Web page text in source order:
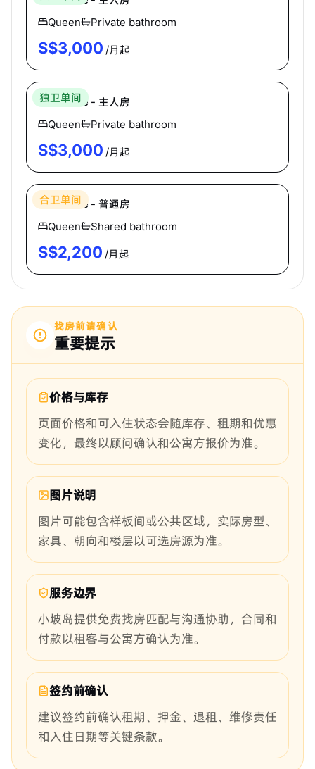
Queen
Private bathroom
S$3,000 /月起
独卫单间
Kerrisdale - 主人房
Queen
Private bathroom
S$3,000 /月起
合卫单间
Kerrisdale - 普通房
Queen
Shared bathroom
S$2,200 /月起
找房前请确认
重要提示
价格与库存
页面价格和可入住状态会随库存、租期和优惠
变化，最终以顾问确认和公寓方报价为准。
图片说明
图片可能包含样板间或公共区域，实际房型、
家具、朝向和楼层以可选房源为准。
服务边界
小坡岛提供免费找房匹配与沟通协助，合同和
付款以租客与公寓方确认为准。
签约前确认
建议签约前确认租期、押金、退租、维修责任
和入住日期等关键条款。